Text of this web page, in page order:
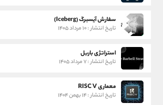
سفارش آیسبرگ (Iceberg)
تاریخ انتشار : ۱۰ مرداد ۱۴۰۵
استراتژی باربل
تاریخ انتشار : ۷ مرداد ۱۴۰۵
معماری RISC V
تاریخ انتشار : ۱۴ بهمن ۱۴۰۴